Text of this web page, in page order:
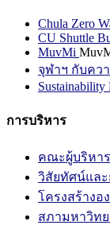
Chula Zero
CU Shuttle
MuvMi
จุฬาฯ กับคว
Sustainability
การบริหาร
คณะผู้บริหาร
วิสัยทัศน์แล
โครงสร้างอ
สภามหาวิท